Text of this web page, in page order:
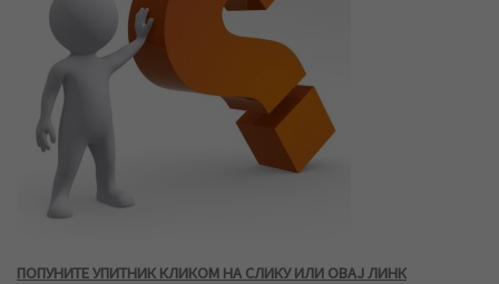
ПОПУНИТЕ УПИТНИК КЛИКОМ НА СЛИКУ ИЛИ ОВАЈ ЛИНК